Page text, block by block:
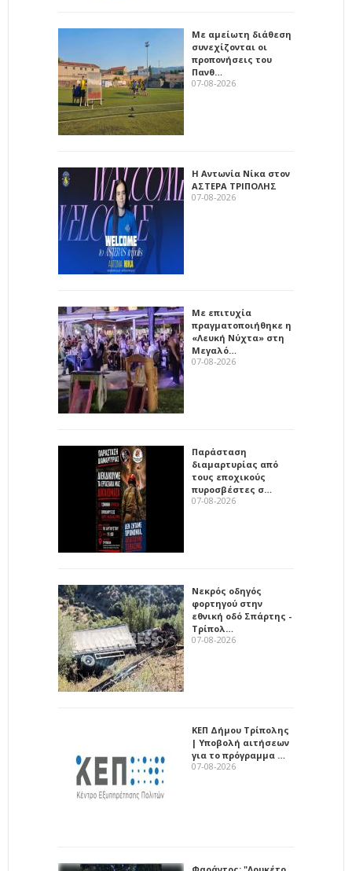
Με αμείωτη διάθεση
συνεχίζονται οι
προπονήσεις του
Πανθ…
07-08-2026
Η Αντωνία Νίκα στον
ΑΣΤΕΡΑ ΤΡΙΠΟΛΗΣ
07-08-2026
Με επιτυχία
πραγματοποιήθηκε η
«Λευκή Νύχτα» στη
Μεγαλό…
07-08-2026
Παράσταση
διαμαρτυρίας από
τους εποχικούς
πυροσβέστες σ…
07-08-2026
Νεκρός οδηγός
φορτηγού στην
εθνική οδό Σπάρτης -
Τρίπολ…
07-08-2026
ΚΕΠ Δήμου Τρίπολης
| Υποβολή αιτήσεων
για το πρόγραμμα …
07-08-2026